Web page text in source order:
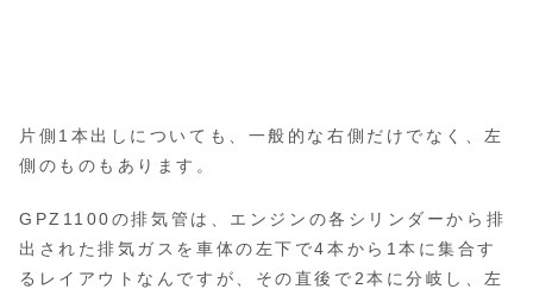
片側1本出しについても、一般的な右側だけでなく、左
側のものもあります。
GPZ1100の排気管は、エンジンの各シリンダーから排
出された排気ガスを車体の左下で4本から1本に集合す
るレイアウトなんですが、その直後で2本に分岐し、左